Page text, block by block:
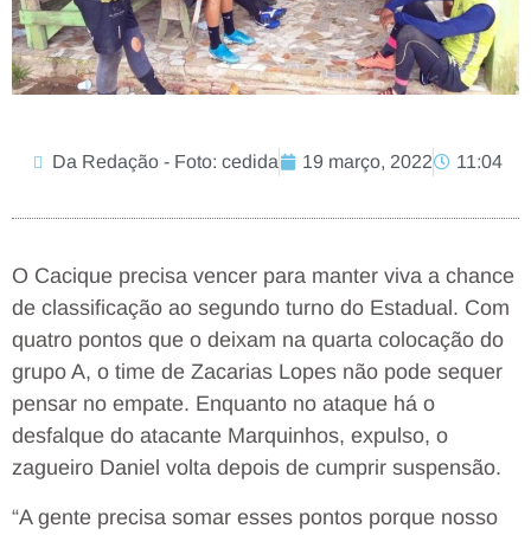
Da Redação - Foto: cedida 19 março, 2022 11:04
O Cacique precisa vencer para manter viva a chance
de classificação ao segundo turno do Estadual. Com
quatro pontos que o deixam na quarta colocação do
grupo A, o time de Zacarias Lopes não pode sequer
pensar no empate. Enquanto no ataque há o
desfalque do atacante Marquinhos, expulso, o
zagueiro Daniel volta depois de cumprir suspensão.
“A gente precisa somar esses pontos porque nosso